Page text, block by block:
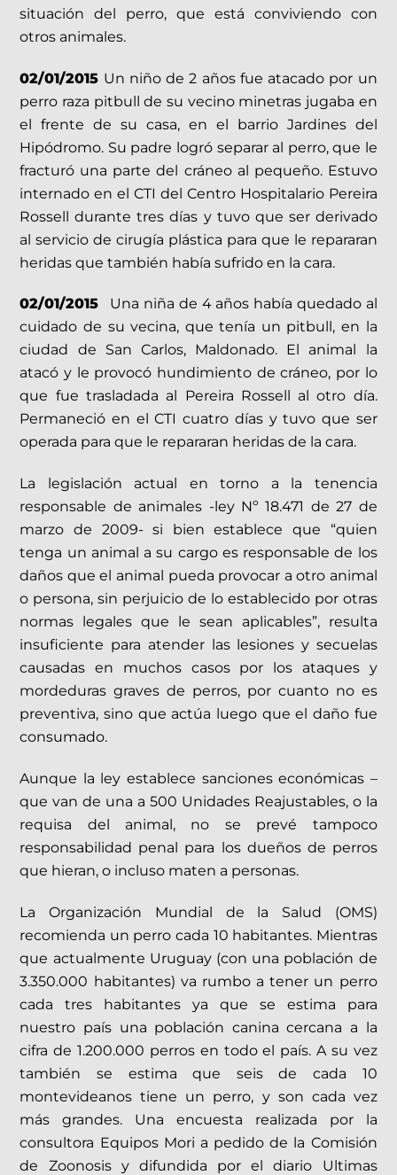
situación del perro, que está conviviendo con
otros animales.
02/01/2015 Un niño de 2 años fue atacado por un
perro raza pitbull de su vecino minetras jugaba en
el frente de su casa, en el barrio Jardines del
Hipódromo. Su padre logró separar al perro, que le
fracturó una parte del cráneo al pequeño. Estuvo
internado en el CTI del Centro Hospitalario Pereira
Rossell durante tres días y tuvo que ser derivado
al servicio de cirugía plástica para que le repararan
heridas que también había sufrido en la cara.
02/01/2015 Una niña de 4 años había quedado al
cuidado de su vecina, que tenía un pitbull, en la
ciudad de San Carlos, Maldonado. El animal la
atacó y le provocó hundimiento de cráneo, por lo
que fue trasladada al Pereira Rossell al otro día.
Permaneció en el CTI cuatro días y tuvo que ser
operada para que le repararan heridas de la cara.
La legislación actual en torno a la tenencia
responsable de animales -ley Nº 18.471 de 27 de
marzo de 2009- si bien establece que “quien
tenga un animal a su cargo es responsable de los
daños que el animal pueda provocar a otro animal
o persona, sin perjuicio de lo establecido por otras
normas legales que le sean aplicables”, resulta
insuficiente para atender las lesiones y secuelas
causadas en muchos casos por los ataques y
mordeduras graves de perros, por cuanto no es
preventiva, sino que actúa luego que el daño fue
consumado.
Aunque la ley establece sanciones económicas –
que van de una a 500 Unidades Reajustables, o la
requisa del animal, no se prevé tampoco
responsabilidad penal para los dueños de perros
que hieran, o incluso maten a personas.
La Organización Mundial de la Salud (OMS)
recomienda un perro cada 10 habitantes. Mientras
que actualmente Uruguay (con una población de
3.350.000 habitantes) va rumbo a tener un perro
cada tres habitantes ya que se estima para
nuestro país una población canina cercana a la
cifra de 1.200.000 perros en todo el país. A su vez
también se estima que seis de cada 10
montevideanos tiene un perro, y son cada vez
más grandes. Una encuesta realizada por la
consultora Equipos Mori a pedido de la Comisión
de Zoonosis y difundida por el diario Ultimas